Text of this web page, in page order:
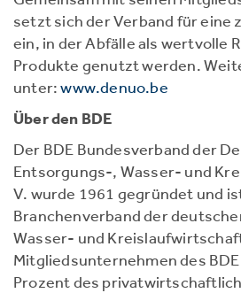
setzt sich der Verband für eine
ein, in der Abfälle als wertvolle
Produkte genutzt werden.
unter:www.denuo.be
Über den BDE
Der BDE Bundesverband der
Entsorgungs-, Wasser- und
V. wurde 1961 gegründet und
Branchenverband der
Wasser- und
Mitgliedsunternehmen des
Prozent des